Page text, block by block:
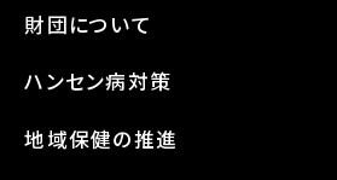
財団について
ハンセン病対策
地域保健の推進